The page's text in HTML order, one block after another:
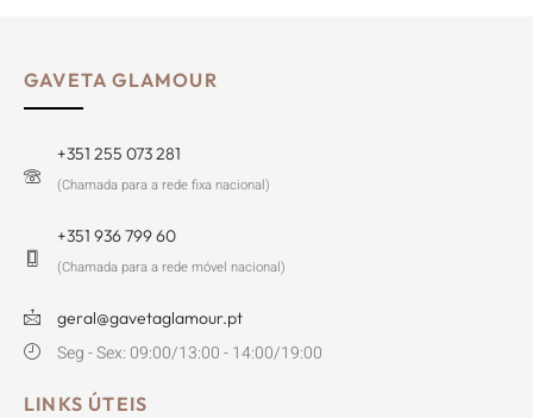
GAVETA GLAMOUR
+351 255 073 281
(Chamada para a rede fixa nacional)
+351 936 799 60
(Chamada para a rede móvel nacional)
geral@gavetaglamour.pt
Seg - Sex: 09:00/13:00 - 14:00/19:00
LINKS ÚTEIS